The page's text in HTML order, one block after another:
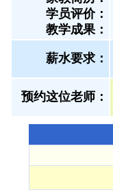
学员评价：
教学成果：
薪水要求：
预约这位老师：